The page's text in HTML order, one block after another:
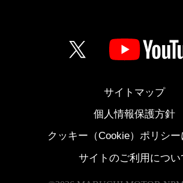
サイトマップ
個人情報保護方針
クッキー（Cookie）ポリシー
サイトのご利用につい